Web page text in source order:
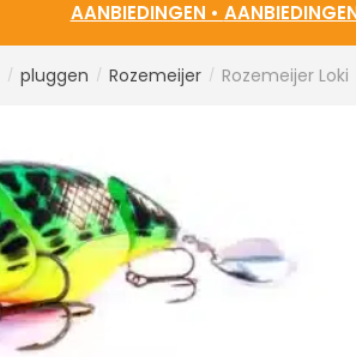
AANBIEDINGEN •
/ pluggen / Rozemeijer / Rozemeijer Loki